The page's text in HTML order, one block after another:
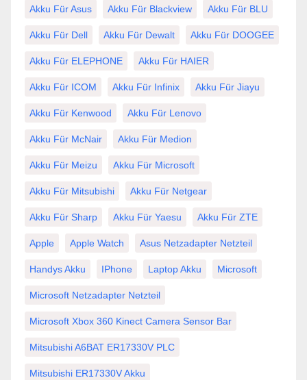
Akku Für Asus Akku Für Blackview Akku Für BLU
Akku Für Dell Akku Für Dewalt Akku Für DOOGEE
Akku Für ELEPHONE Akku Für HAIER
Akku Für ICOM Akku Für Infinix Akku Für Jiayu
Akku Für Kenwood Akku Für Lenovo
Akku Für McNair Akku Für Medion
Akku Für Meizu Akku Für Microsoft
Akku Für Mitsubishi Akku Für Netgear
Akku Für Sharp Akku Für Yaesu Akku Für ZTE
Apple Apple Watch Asus Netzadapter Netzteil
Handys Akku IPhone Laptop Akku Microsoft
Microsoft Netzadapter Netzteil
Microsoft Xbox 360 Kinect Camera Sensor Bar
Mitsubishi A6BAT ER17330V PLC
Mitsubishi ER17330V Akku